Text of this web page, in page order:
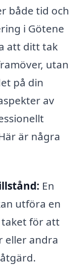
både tid och
i Götene
att ditt tak
utan
på din
av
är några
En
utföra en
för att
eller andra